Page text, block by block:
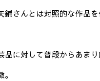
さんとは対照的な作品を
に対して普段からあまり